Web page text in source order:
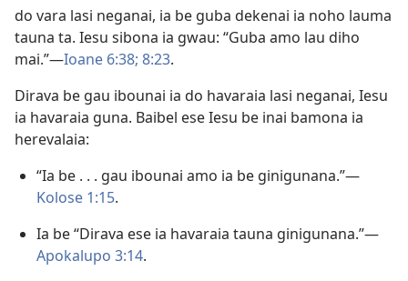
do vara lasi neganai, ia be guba dekenai ia noho lauma
tauna ta. Iesu sibona ia gwau: “Guba amo lau diho
mai.”​—Ioane 6:38; 8:23.
Dirava be gau ibounai ia do havaraia lasi neganai, Iesu
ia havaraia guna. Baibel ese Iesu be inai bamona ia
herevalaia:
“Ia be . . . gau ibounai amo ia be ginigunana.”​—
Kolose 1:15.
Ia be “Dirava ese ia havaraia tauna ginigunana.”​—
Apokalupo 3:14.